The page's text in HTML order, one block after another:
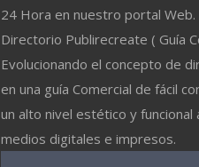
24 Hora en nuestro portal Web.
Directorio Publirecreate ( Guía
Evolucionando el concepto de
en una guía Comercial de fácil
un alto nivel estético y funcional
medios digitales e impresos.